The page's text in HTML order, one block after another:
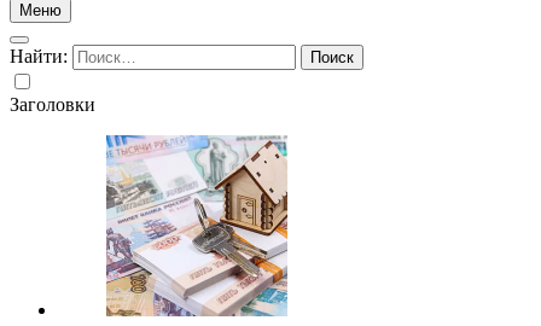
Меню
Найти:
Заголовки